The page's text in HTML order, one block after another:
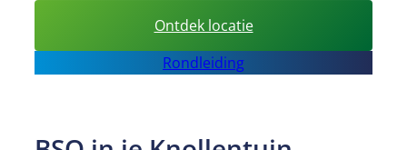
Ontdek locatie:
BSO
d’n
Rondleiding